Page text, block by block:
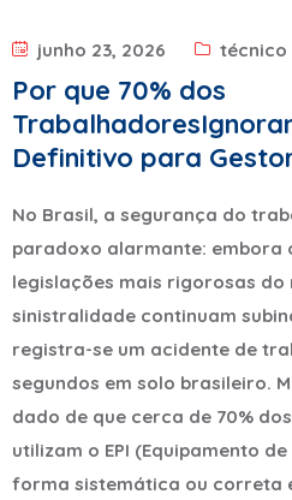
junho 23, 2026 técnico
Por que 70% dos
Definitivo para
No Brasil, a segurança do
paradoxo alarmante: embora
legislações mais rigorosas do
sinistralidade continuam
registra-se um acidente de
segundos em solo brasileiro.
dado de que cerca de 70%
utilizam o EPI (Equipamento
forma sistemática ou correta